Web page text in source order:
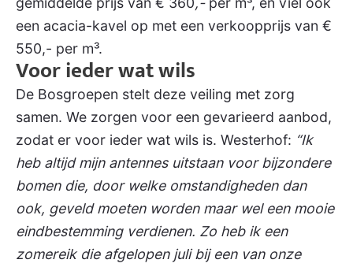
een acacia-kavel op met een verkoopprijs van €
550,- per m³.
Voor ieder wat wils
De Bosgroepen stelt deze veiling met zorg
samen. We zorgen voor een gevarieerd aanbod,
zodat er voor ieder wat wils is. Westerhof: “Ik
heb altijd mijn antennes uitstaan voor bijzondere
bomen die, door welke omstandigheden dan
ook, geveld moeten worden maar wel een mooie
eindbestemming verdienen. Zo heb ik een
zomereik die afgelopen juli bij een van onze